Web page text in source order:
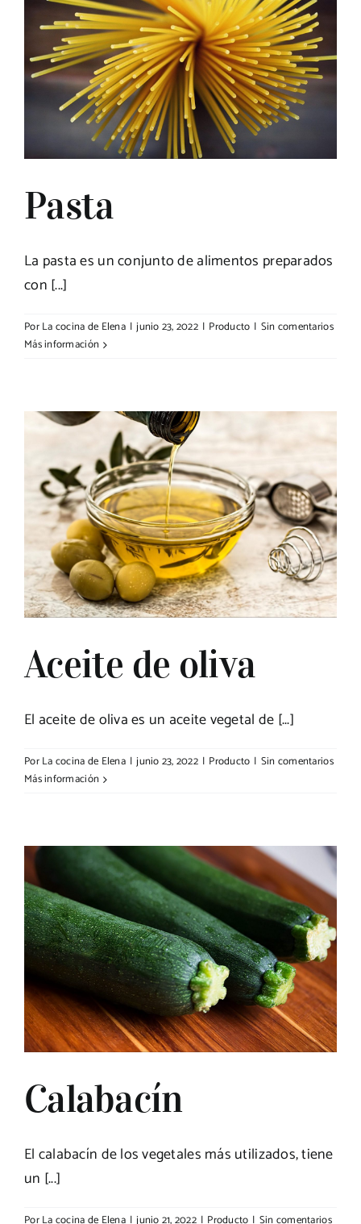
Pasta
La pasta es un conjunto de alimentos preparados
con [...]
PorLa cocina de Elena | junio 23, 2022 | Producto | Sin comentarios
Más información
Aceite de oliva
El aceite de oliva es un aceite vegetal de [...]
PorLa cocina de Elena | junio 23, 2022 | Producto | Sin comentarios
Más información
Calabacín
El calabacín de los vegetales más utilizados, tiene
un [...]